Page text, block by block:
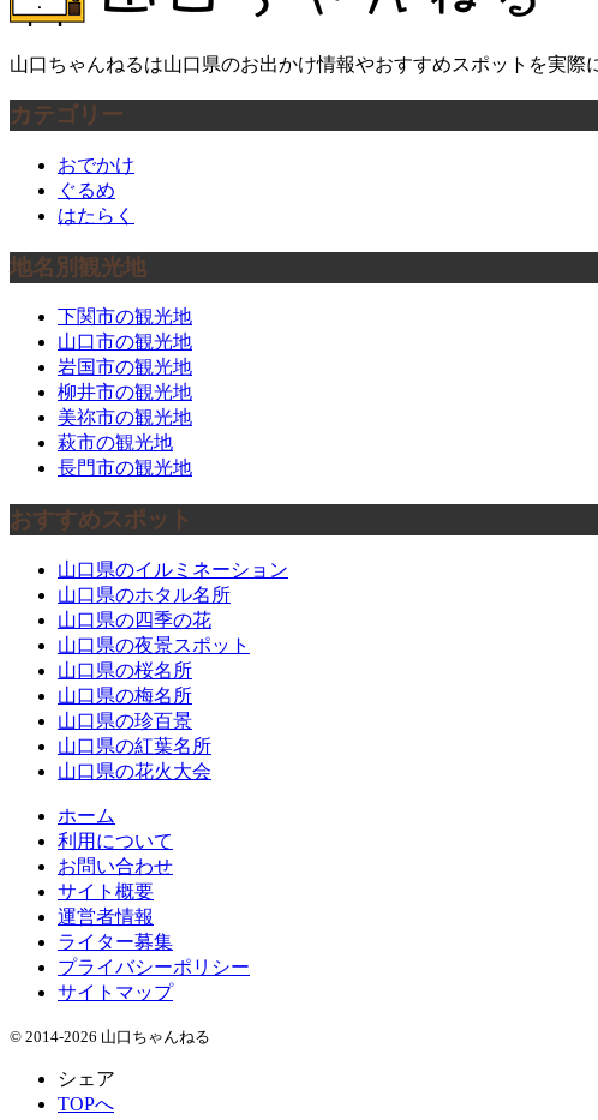
山口ちゃんねるは山口県のお出かけ情報やおすすめスポットを実
カテゴリー
おでかけ
ぐるめ
はたらく
地名別観光地
下関市の観光地
山口市の観光地
岩国市の観光地
柳井市の観光地
美祢市の観光地
萩市の観光地
長門市の観光地
おすすめスポット
山口県のイルミネーション
山口県のホタル名所
山口県の四季の花
山口県の夜景スポット
山口県の桜名所
山口県の梅名所
山口県の珍百景
山口県の紅葉名所
山口県の花火大会
ホーム
利用について
お問い合わせ
サイト概要
運営者情報
ライター募集
プライバシーポリシー
サイトマップ
© 2014-2026 山口ちゃんねる
シェア
TOPへ